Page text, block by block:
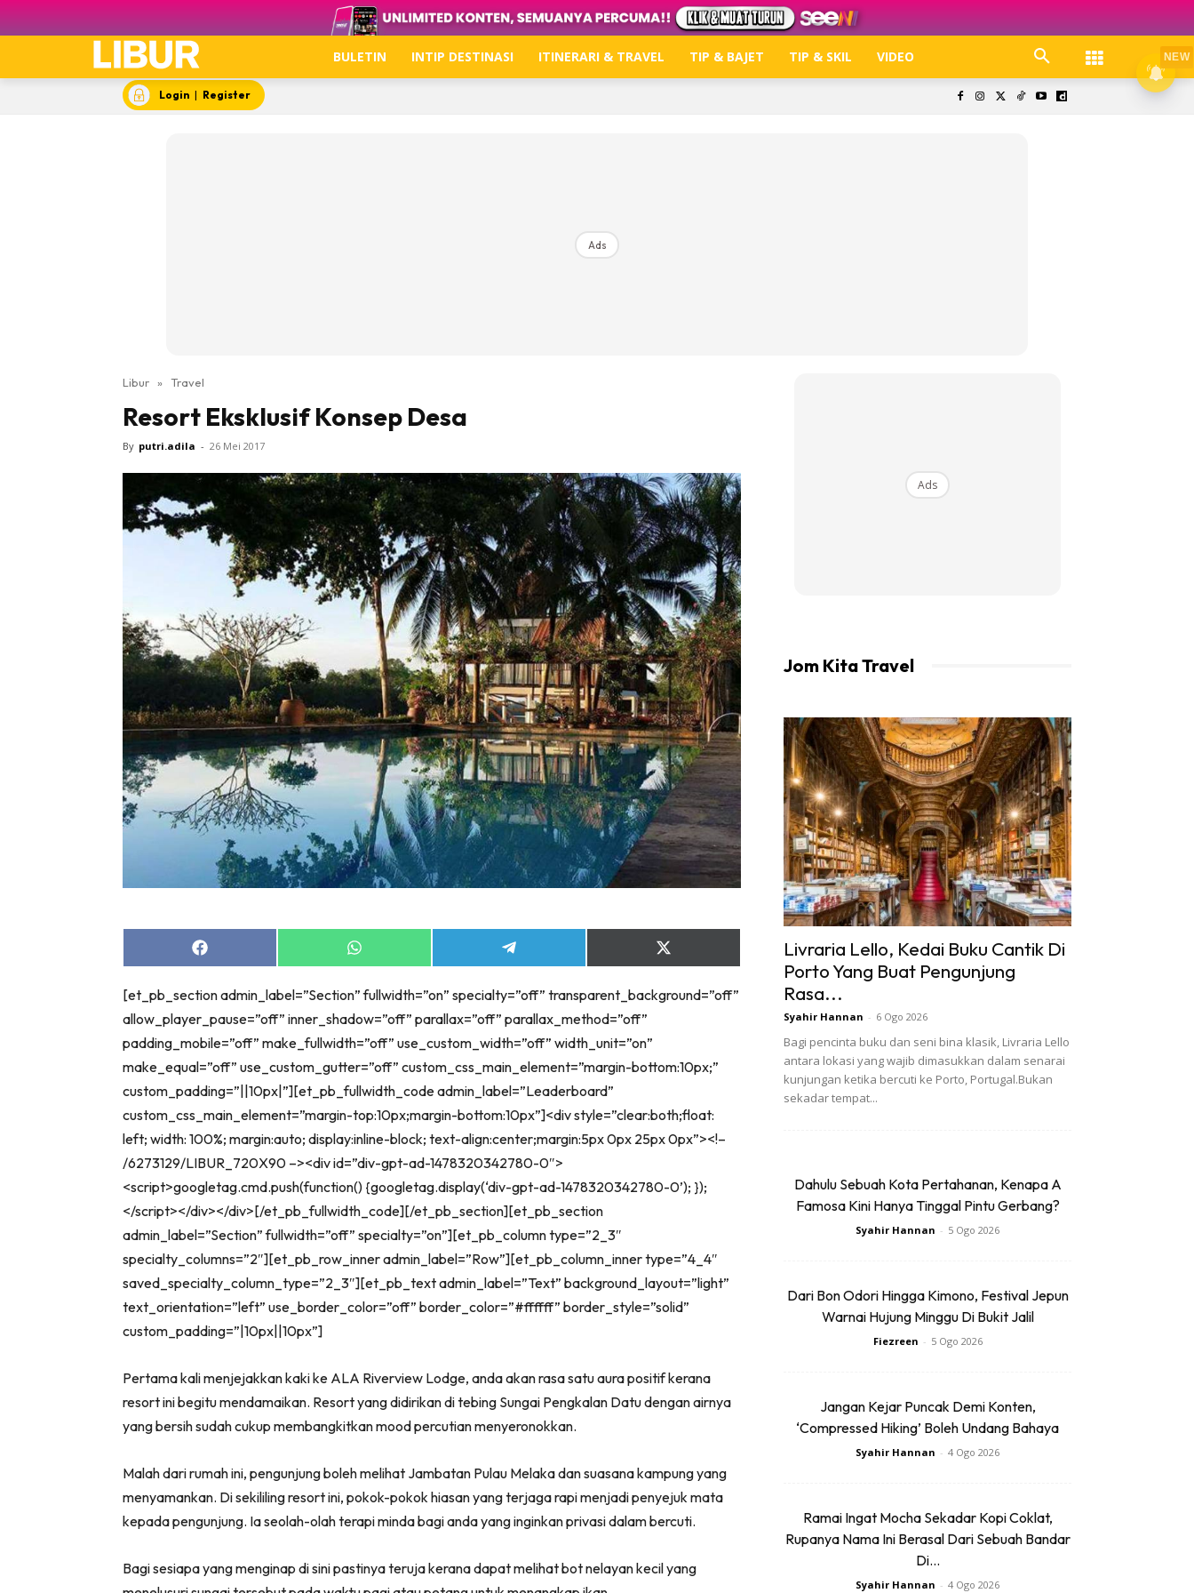
Video
Sentiasa up to date tentang tempat healing dan relax dengan LIBUR.
Berlibur dan download
sekarang!
KLIK DI SEENI
BULETIN INTIP DESTINASI ITINERARI & TRAVEL TIP & BAJET TIP & SKIL VIDEO
Login | Register
Ads
Libur » Travel
Resort Eksklusif Konsep Desa
By putri.adila - 26 Mei 2017
Share
on
Share
on
Share
on
Share
on
(Twitter)
[et_pb_section admin_label=”Section” fullwidth=”on” specialty=”off” transparent_background=”off”
allow_player_pause=”off” inner_shadow=”off” parallax=”off” parallax_method=”off”
padding_mobile=”off” make_fullwidth=”off” use_custom_width=”off” width_unit=”on”
make_equal=”off” use_custom_gutter=”off” custom_css_main_element=”margin-bottom:10px;”
custom_padding=”||10px|”][et_pb_fullwidth_code admin_label=”Leaderboard”
custom_css_main_element=”margin-top:10px;margin-bottom:10px”]<div style=”clear:both;float:
left; width: 100%; margin:auto; display:inline-block; text-align:center;margin:5px 0px 25px 0px”><!–
/6273129/LIBUR_720X90 –><div id=”div-gpt-ad-1478320342780-0″>
<script>googletag.cmd.push(function() {googletag.display(‘div-gpt-ad-1478320342780-0’); });
</script></div></div>[/et_pb_fullwidth_code][/et_pb_section][et_pb_section
admin_label=”Section” fullwidth=”off” specialty=”on”][et_pb_column type=”2_3″
specialty_columns=”2″][et_pb_row_inner admin_label=”Row”][et_pb_column_inner type=”4_4″
saved_specialty_column_type=”2_3″][et_pb_text admin_label=”Text” background_layout=”light”
text_orientation=”left” use_border_color=”off” border_color=”#ffffff” border_style=”solid”
custom_padding=”|10px||10px”]
Pertama kali menjejakkan kaki ke ALA Riverview Lodge, anda akan rasa satu aura positif kerana
resort ini begitu mendamaikan. Resort yang didirikan di tebing Sungai Pengkalan Datu dengan airnya
yang bersih sudah cukup membangkitkan mood percutian menyeronokkan.
Malah dari rumah ini, pengunjung boleh melihat Jambatan Pulau Melaka dan suasana kampung yang
menyamankan. Di sekililing resort ini, pokok-pokok hiasan yang terjaga rapi menjadi penyejuk mata
kepada pengunjung. Ia seolah-olah terapi minda bagi anda yang inginkan privasi dalam bercuti.
Bagi sesiapa yang menginap di sini pastinya teruja kerana dapat melihat bot nelayan kecil yang
Ads
Jom Kita Travel
Livraria Lello, Kedai Buku Cantik Di
Porto Yang Buat Pengunjung
Rasa...
Syahir Hannan - 6 Ogo 2026
Bagi pencinta buku dan seni bina klasik, Livraria Lello
antara lokasi yang wajib dimasukkan dalam senarai
kunjungan ketika bercuti ke Porto, Portugal.Bukan
sekadar tempat...
Dahulu Sebuah Kota Pertahanan, Kenapa A
Famosa Kini Hanya Tinggal Pintu Gerbang?
Syahir Hannan - 5 Ogo 2026
Dari Bon Odori Hingga Kimono, Festival Jepun
Warnai Hujung Minggu Di Bukit Jalil
Fiezreen - 5 Ogo 2026
Jangan Kejar Puncak Demi Konten,
‘Compressed Hiking’ Boleh Undang Bahaya
Syahir Hannan - 4 Ogo 2026
Ramai Ingat Mocha Sekadar Kopi Coklat,
Rupanya Nama Ini Berasal Dari Sebuah Bandar
Di...
Syahir Hannan - 4 Ogo 2026
NEW